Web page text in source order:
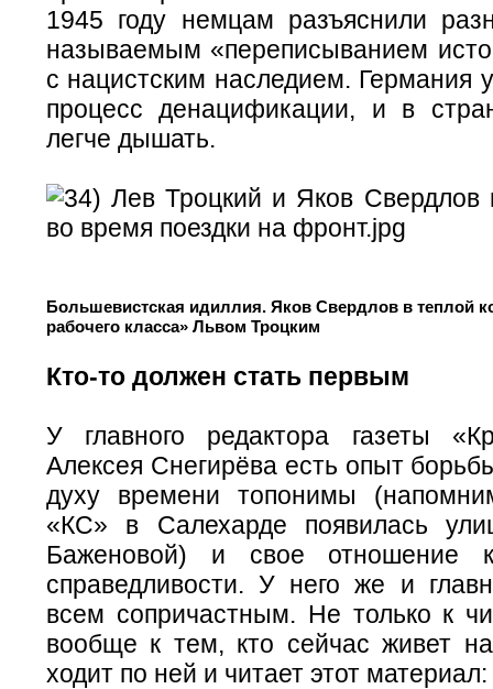
1945 году немцам разъяснили
называемым «переписыванием
с нацистским наследием. Германия
процесс денацификации, и в
легче дышать.
Большевистская идиллия. Яков Свердлов в теплой
рабочего класса» Львом Троцким
Кто-то должен стать первым
У главного редактора газеты
Алексея Снегирёва есть опыт
духу времени топонимы
«КС» в Салехарде появилась
Баженовой) и свое отношение к
справедливости. У него же и
всем сопричастным. Не только к
вообще к тем, кто сейчас живет
ходит по ней и читает этот материал: